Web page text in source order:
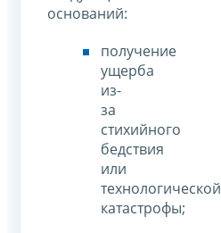
оснований:
получение
ущерба
из-
за
стихийного
бедствия
или
технологической
катастрофы;